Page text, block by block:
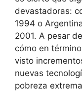
devastadoras:
1994 o
2001. A pesar
cómo en
visto
nuevas
pobreza